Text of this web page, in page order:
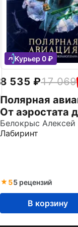
Курьер 0 ₽
8 535 17 069
Полярная
От аэростата
экраноплана
Лабиринт
55 рецензий
В корзину